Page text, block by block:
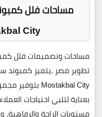
مساحات فلل
City
مساحات وتصميمات فلل
تطوير مصر .يتميز
Mostakbal City بتوفير
بعناية لتلبي احتياجات
مستويات الراحة